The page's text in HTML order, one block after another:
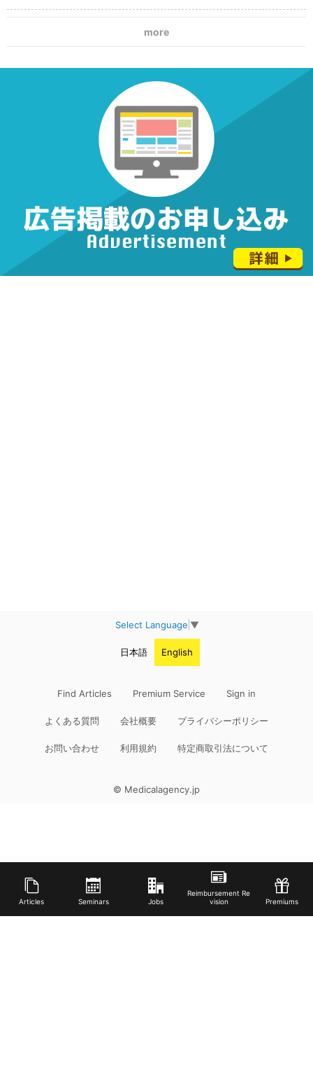
Articles Seminars Jobs
Reimbursement Re
vision
Premiums
more
Select Language ▼
日本語 English
Find Articles Premium Service Sign in
よくある質問 会社概要 プライバシーポリシー
お問い合わせ 利用規約 特定商取引法について
© Medicalagency.jp